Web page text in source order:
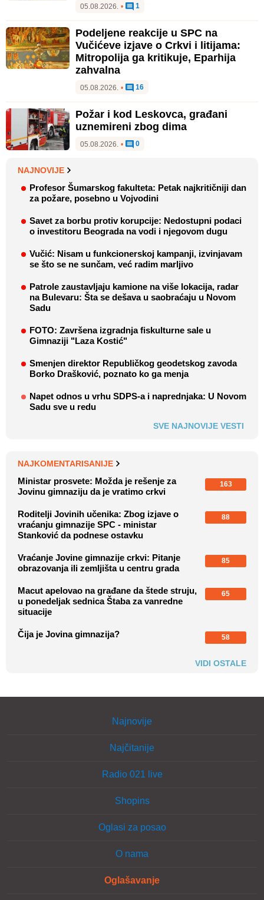
05.08.2026. • 1
Podeljene reakcije u SPC na
Vučićeve izjave o Crkvi i litijama:
Mitropolija ga kritikuje, Eparhija
zahvalna
05.08.2026. • 16
Požar i kod Leskovca, građani
uznemireni zbog dima
05.08.2026. • 0
NAJNOVIJE
Profesor Šumarskog fakulteta: Petak najkritičniji dan
za požare, posebno u Vojvodini
Savet za borbu protiv korupcije: Nedostupni podaci
o investitoru Beograda na vodi i njegovom dugu
Vučić: Nisam u funkcionerskoj kampanji, izvinjavam
se što se ne sunčam, već radim marljivo
Patrole zaustavljaju kamione na više lokacija, radar
na Bulevaru: Šta se dešava u saobraćaju u Novom
Sadu
FOTO: Završena izgradnja fiskulturne sale u
Gimnaziji "Laza Kostić"
Smenjen direktor Republičkog geodetskog zavoda
Borko Drašković, poznato ko ga menja
Napet odnos u vrhu SDPS-a i naprednjaka: U Novom
Sadu sve u redu
SVE NAJNOVIJE VESTI
NAJKOMENTARISANIJE
Ministar prosvete: Možda je rešenje za
Jovinu gimnaziju da je vratimo crkvi
163
Roditelji Jovinih učenika: Zbog izjave o
vraćanju gimnazije SPC - ministar
Stanković da podnese ostavku
88
Vraćanje Jovine gimnazije crkvi: Pitanje
obrazovanja ili zemljišta u centru grada
85
Macut apelovao na građane da štede struju,
u ponedeljak sednica Štaba za vanredne
situacije
65
Čija je Jovina gimnazija? 58
VIDI OSTALE
Najnovije
Najčitanije
Radio 021 live
Shopins
Oglasi za posao
O nama
Oglašavanje